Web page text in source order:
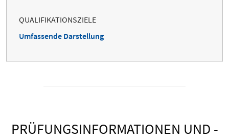
QUALIFIKATIONSZIELE
Umfassende Darstellung
PRÜFUNGSINFORMATIONEN UND -